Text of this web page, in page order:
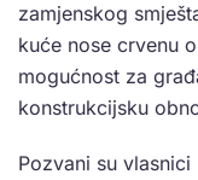
zamjenskog
kuće nose crvenu
mogućnost za
konstrukcijsku
Pozvani su